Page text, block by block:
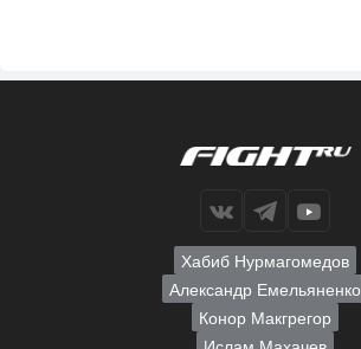
Хабиб Нурмагомедов
Александр Емельяненко
Конор Макгрегор